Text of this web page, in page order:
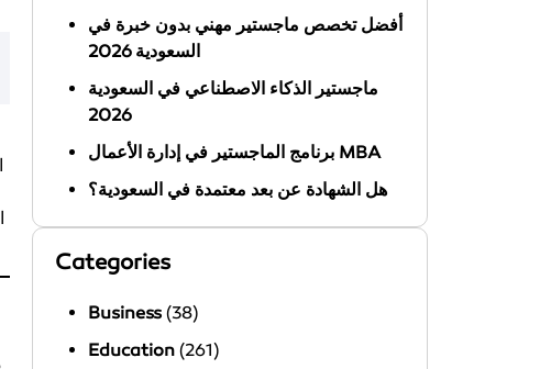
أفضل تخصص ماجستير مهني بدون خبرة في
السعودية 2026
ماجستير الذكاء الاصطناعي في السعودية
2026
برنامج الماجستير في إدارة الأعمال MBA
هل الشهادة عن بعد معتمدة في السعودية؟
Categories
Business (38)
Education (261)